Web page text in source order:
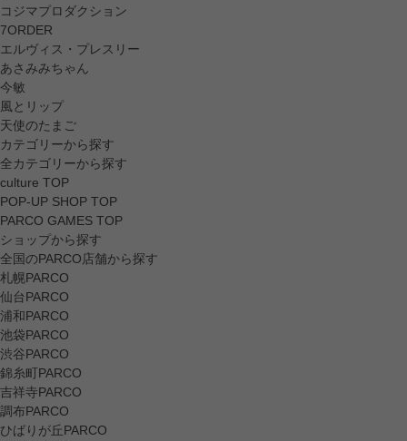
コジマプロダクション
7ORDER
エルヴィス・プレスリー
あさみみちゃん
今敏
風とリップ
天使のたまご
カテゴリーから探す
全カテゴリーから探す
culture TOP
POP-UP SHOP TOP
PARCO GAMES TOP
ショップから探す
全国のPARCO店舗から探す
札幌PARCO
仙台PARCO
浦和PARCO
池袋PARCO
渋谷PARCO
錦糸町PARCO
吉祥寺PARCO
調布PARCO
ひばりが丘PARCO